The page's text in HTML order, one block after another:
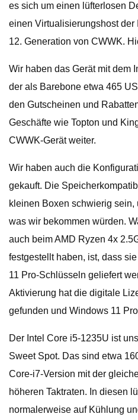
es sich um einen lüfterlosen
einen Virtualisierungshost der
12. Generation von CWWK.
Wir haben das Gerät mit dem
der als Barebone etwa 465
den Gutscheinen und
Geschäfte wie Topton und
CWWK-Gerät weiter.
Wir haben auch die
gekauft. Die
kleinen Boxen schwierig
was wir bekommen würden.
auch beim AMD Ryzen 4x
festgestellt haben, ist, dass
11 Pro-Schlüsseln geliefert
Aktivierung hat die digitale
gefunden und Windows 11
Der Intel Core i5-1235U ist
Sweet Spot. Das sind etwa
Core-i7-Version mit der
höheren Taktraten. In diesen
normalerweise auf Kühlung